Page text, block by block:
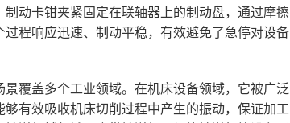
动卡钳夹紧固定在联轴器上的制动盘，通过摩擦
程响应迅速、制动平稳，有效避免了急停对设备
覆盖多个工业领域。在机床设备领域，它被广泛
有效吸收机床切削过程中产生的振动，保证加工